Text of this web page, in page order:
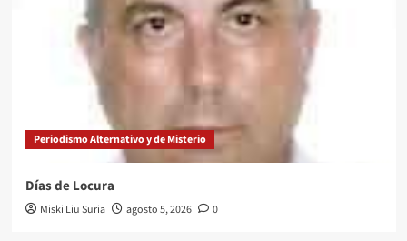
Periodismo Alternativo y de Misterio
Días de Locura
Miski Liu Suria agosto 5, 2026 0